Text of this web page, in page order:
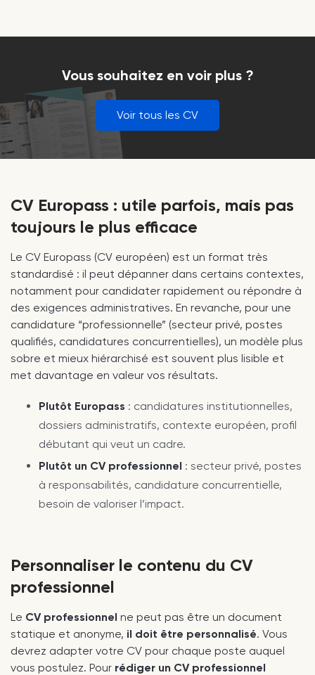
Vous souhaitez en voir plus ?
Voir tous les CV
CV Europass : utile parfois, mais pas
toujours le plus efficace
Le CV Europass (CV européen) est un format très
standardisé : il peut dépanner dans certains contextes,
notamment pour candidater rapidement ou répondre à
des exigences administratives. En revanche, pour une
candidature “professionnelle” (secteur privé, postes
qualifiés, candidatures concurrentielles), un modèle plus
sobre et mieux hiérarchisé est souvent plus lisible et
met davantage en valeur vos résultats.
Plutôt Europass : candidatures institutionnelles,
dossiers administratifs, contexte européen, profil
débutant qui veut un cadre.
Plutôt un CV professionnel : secteur privé, postes
à responsabilités, candidature concurrentielle,
besoin de valoriser l’impact.
Personnaliser le contenu du CV
professionnel
Le CV professionnel ne peut pas être un document
statique et anonyme, il doit être personnalisé. Vous
devrez adapter votre CV pour chaque poste auquel
vous postulez. Pour rédiger un CV professionnel